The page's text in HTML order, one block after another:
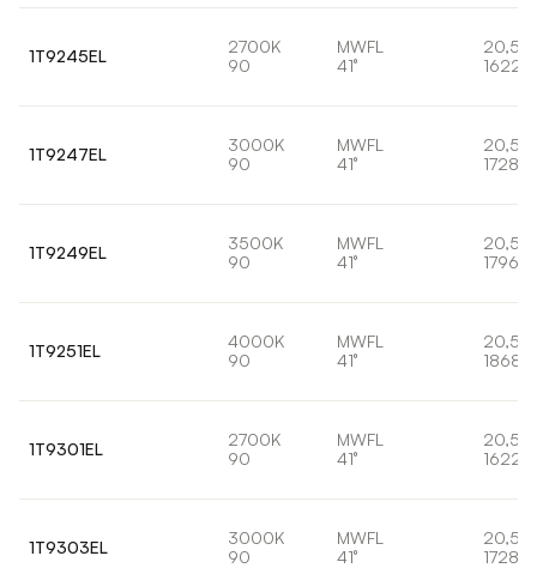
1T9245EL
2700K
90
MWFL
41°
20,5W
1622lm
1T9247EL
3000K
90
MWFL
41°
20,5W
1728lm
1T9249EL
3500K
90
MWFL
41°
20,5W
1796lm
1T9251EL
4000K
90
MWFL
41°
20,5W
1868lm
1T9301EL
2700K
90
MWFL
41°
20,5W
1622lm
1T9303EL
3000K
90
MWFL
41°
20,5W
1728lm